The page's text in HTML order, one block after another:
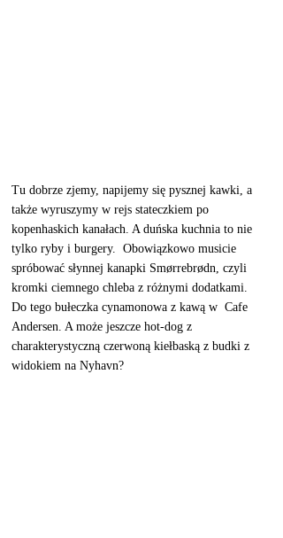
Tu dobrze zjemy, napijemy się pysznej kawki, a
także wyruszymy w rejs stateczkiem po
kopenhaskich kanałach. A duńska kuchnia to nie
tylko ryby i burgery.  Obowiązkowo musicie
spróbować słynnej kanapki Smørrebrødn, czyli
kromki ciemnego chleba z różnymi dodatkami.
Do tego bułeczka cynamonowa z kawą w  Cafe
Andersen. A może jeszcze hot-dog z
charakterystyczną czerwoną kiełbaską z budki z
widokiem na Nyhavn?